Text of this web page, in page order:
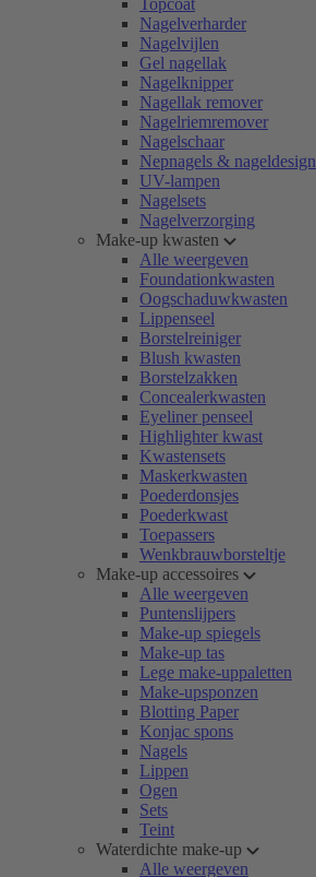
Topcoat
Nagelverharder
Nagelvijlen
Gel nagellak
Nagelknipper
Nagellak remover
Nagelriemremover
Nagelschaar
Nepnagels & nageldesign
UV-lampen
Nagelsets
Nagelverzorging
Make-up kwasten
Alle weergeven
Foundationkwasten
Oogschaduwkwasten
Lippenseel
Borstelreiniger
Blush kwasten
Borstelzakken
Concealerkwasten
Eyeliner penseel
Highlighter kwast
Kwastensets
Maskerkwasten
Poederdonsjes
Poederkwast
Toepassers
Wenkbrauwborsteltje
Make-up accessoires
Alle weergeven
Puntenslijpers
Make-up spiegels
Make-up tas
Lege make-uppaletten
Make-upsponzen
Blotting Paper
Konjac spons
Nagels
Lippen
Ogen
Sets
Teint
Waterdichte make-up
Alle weergeven